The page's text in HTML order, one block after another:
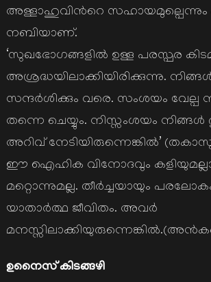
അള്ളാഹുവിന്‍റെ
നബിയാണ്.
‘സുഖഭോഗങ്ങളില്‍ ഉള്ള പരസ്പര
അശ്രദ്ധയിലാക്കിയിരിക്കുന്നു.
സന്ദര്‍ശിക്കും വരെ. സംശയം വേല്പ
തന്നെ ചെയ്യും. നിസ്സംശയം
അറിവ് നേടിയിരുന്നെങ്കില്‍’
ഈ ഐഹിക വിനോദവും
മറ്റൊന്നുമല്ല. തീര്‍ച്ചയായും
യാതാര്‍ത്ഥ ജീവിതം. അവര്‍
ഉനൈസ് കിടങ്ങഴി